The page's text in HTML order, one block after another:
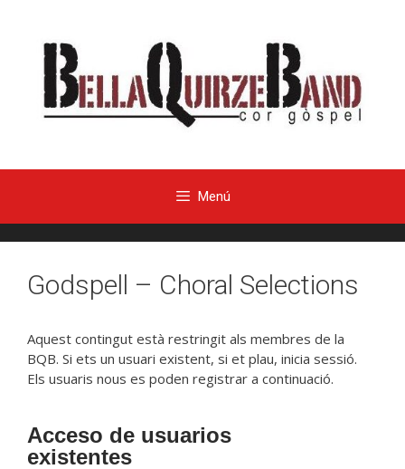
Menú
Godspell – Choral Selections
Aquest contingut està restringit als membres de la
BQB. Si ets un usuari existent, si et plau, inicia sessió.
Els usuaris nous es poden registrar a continuació.
Acceso de usuarios
existentes